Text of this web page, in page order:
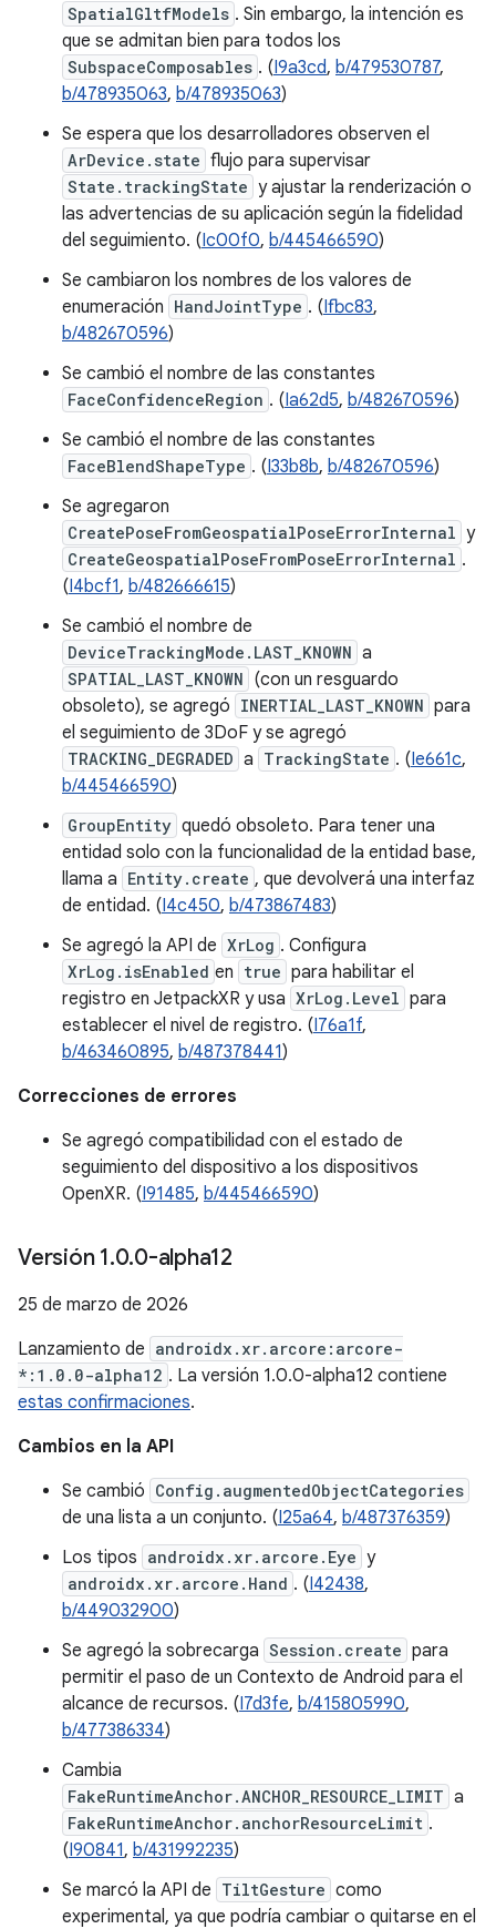
SpatialGltfModels . Sin embargo, la intención es
que se admitan bien para todos los
SubspaceComposables . (I9a3cd, b/479530787,
b/478935063, b/478935063)
Se espera que los desarrolladores observen el
ArDevice.state flujo para supervisar
State.trackingState y ajustar la renderización o
las advertencias de su aplicación según la fidelidad
del seguimiento. (Ic00f0, b/445466590)
Se cambiaron los nombres de los valores de
enumeración HandJointType . (Ifbc83,
b/482670596)
Se cambió el nombre de las constantes
FaceConfidenceRegion . (Ia62d5, b/482670596)
Se cambió el nombre de las constantes
FaceBlendShapeType . (I33b8b, b/482670596)
Se agregaron
CreatePoseFromGeospatialPoseErrorInternal y
CreateGeospatialPoseFromPoseErrorInternal .
(I4bcf1, b/482666615)
Se cambió el nombre de
DeviceTrackingMode.LAST_KNOWN a
SPATIAL_LAST_KNOWN (con un resguardo
obsoleto), se agregó INERTIAL_LAST_KNOWN para
el seguimiento de 3DoF y se agregó
TRACKING_DEGRADED a TrackingState . (Ie661c,
b/445466590)
GroupEntity quedó obsoleto. Para tener una
entidad solo con la funcionalidad de la entidad base,
llama a Entity.create , que devolverá una interfaz
de entidad. (I4c450, b/473867483)
Se agregó la API de XrLog . Configura
XrLog.isEnabled en true para habilitar el
registro en JetpackXR y usa XrLog.Level para
establecer el nivel de registro. (I76a1f,
b/463460895, b/487378441)
Correcciones de errores
Se agregó compatibilidad con el estado de
seguimiento del dispositivo a los dispositivos
OpenXR. (I91485, b/445466590)
Versión 1.0.0-alpha12
25 de marzo de 2026
Lanzamiento de androidx.xr.arcore:arcore-
*:1.0.0-alpha12 . La versión 1.0.0-alpha12 contiene
estas confirmaciones.
Cambios en la API
Se cambió Config.augmentedObjectCategories
de una lista a un conjunto. (I25a64, b/487376359)
Los tipos androidx.xr.arcore.Eye y
androidx.xr.arcore.Hand . (I42438,
b/449032900)
Se agregó la sobrecarga Session.create para
permitir el paso de un Contexto de Android para el
alcance de recursos. (I7d3fe, b/415805990,
b/477386334)
Cambia
FakeRuntimeAnchor.ANCHOR_RESOURCE_LIMIT a
FakeRuntimeAnchor.anchorResourceLimit .
(I90841, b/431992235)
Se marcó la API de TiltGesture como
experimental, ya que podría cambiar o quitarse en el